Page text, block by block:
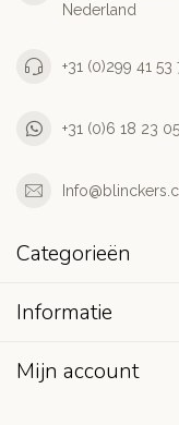
Nederland
+31 (0)299 41 53
+31 (0)6 18 23
Categorieën
Informatie
Mijn account